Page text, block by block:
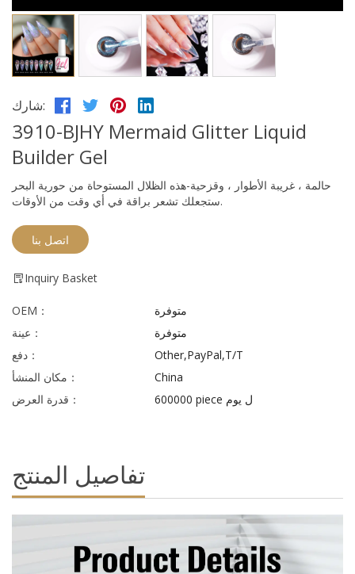
شارك:
3910-BJHY Mermaid Glitter Liquid
Builder Gel
حالمة ، غريبة الأطوار ، وقزحية-هذه الظلال المستوحاة من حورية البحر
ستجعلك تشعر براقة في أي وقت من الأوقات.
اتصل بنا
Inquiry Basket
OEM：
متوفرة
عينة：
متوفرة
دفع：
Other,PayPal,T/T
مكان المنشأ：
China
قدرة العرض：
600000 piece ل يوم
تفاصيل المنتج